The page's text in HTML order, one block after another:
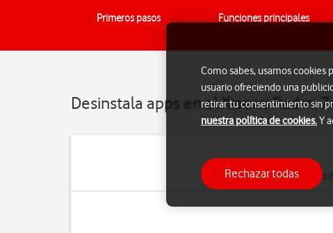
Primeros pasos Funciones principales
Desinstala apps en el Xiaomi Redmi
Puedes
Como sabes, usamos cookies
usuario ofreciendo una
retirar tu consentimiento sin
nuestra política de cookies.Y
Rechazar todas